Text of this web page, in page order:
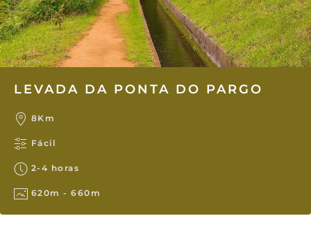
LEVADA DA PONTA DO PARGO
8Km
Fácil
2-4 horas
620m - 660m